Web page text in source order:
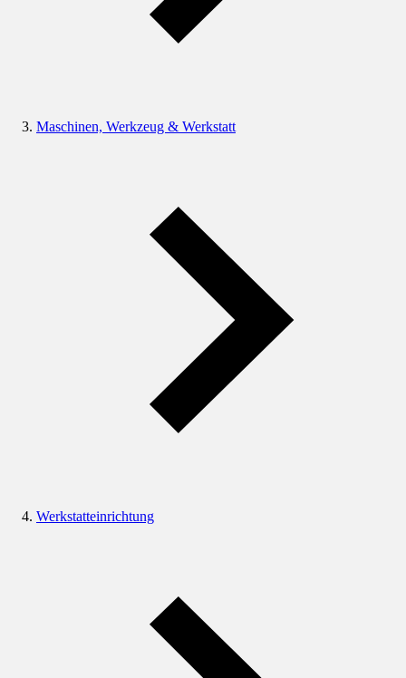
Maschinen, Werkzeug & Werkstatt
Werkstatteinrichtung